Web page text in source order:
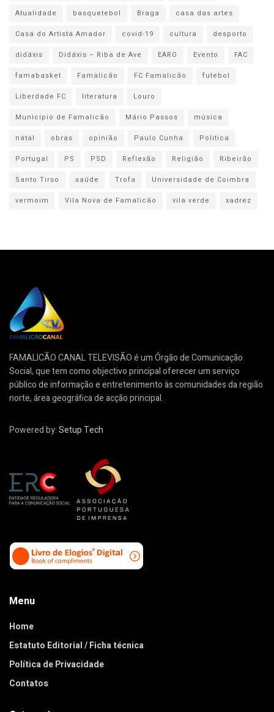
Atualidade
basquetebol Braga
casa das artes
Casa do Artista Amador
covid-19 cultura
desporto
didáxis
Didáxis – Riba de Ave EARO Evento
FAC
famabasket
Famalicão FC Famalicão
futebol
Liberdade FC
literatura
Louro
Município de Famalicão
Mário Passos
música
natal
obras opinião Paulo Cunha
Politica
Portugal
PS PSD Reflexão Religião
Ribeirão
Santo Tirso
saúde Trofa
Universidade de Coimbra
vermoim
Vila Nova de Famalicão vila verde xadrez
FAMALICÃO CANAL TELEVISÃO é um Órgão de Comunicação
Social, que tem como objectivo principal oferecer um serviço
público de informação e entretenimento às comunidades da região
norte, área geográfica de acção principal.
Powered by:Setup Tech
Menu
Home
Estatuto Editorial / Ficha técnica
Política de Privacidade
Contatos